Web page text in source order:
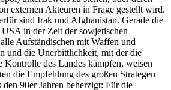
externen Akteuren in Frage gestellt wird.
sind Irak und Afghanistan. Gerade die
in der Zeit der sowjetischen
Aufständischen mit Waffen und
und die Unerbittlichkeit, mit der die
Kontrolle des Landes kämpfen, weisen
die Empfehlung des großen Strategen
90er Jahren beherzigt: Für die